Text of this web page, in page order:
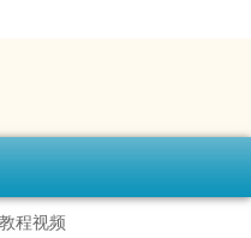
程视频